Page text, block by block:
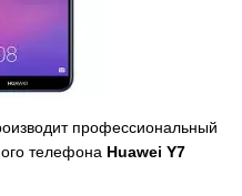
профессиональный
телефона Huawei Y7